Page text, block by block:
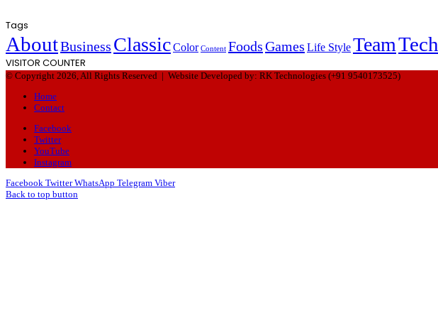
Tags
AboutBusiness ClassicColor Content FoodsGames Life StyleTeamTech
VISITOR COUNTER
© Copyright 2026, All Rights Reserved | Website Developed by: RK Technologies (+91 9540173525)
Home
Contact
Facebook
Twitter
YouTube
Instagram
Facebook Twitter WhatsApp Telegram Viber
Back to top button